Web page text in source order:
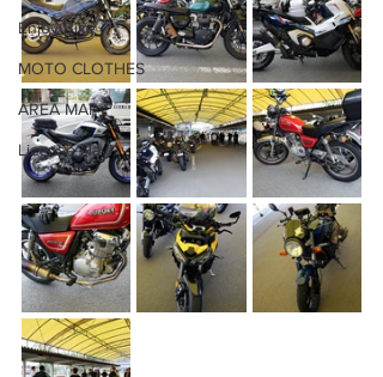
Enjoy Bike
MOTO CLOTHES
AREA MAP
License Navi